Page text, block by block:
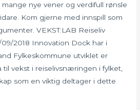
nye vener og verdifull rønsle
Kom gjerne med innspill som
VEKST:LAB Reiseliv
09/2018 Innovation Dock har i
Fylkeskommune utviklet er
til vekst i reiselivsnæringen i fylket,
som en viktig deltager i dette